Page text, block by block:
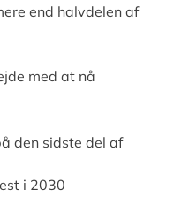
end halvdelen af
med at nå
den sidste del af
i 2030